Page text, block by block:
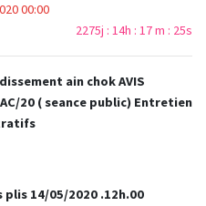
00:00
2275j : 14h : 17 m : 25s
ain chok AVIS
20 ( seance public) Entretien
plis 14/05/2020 .12h.00